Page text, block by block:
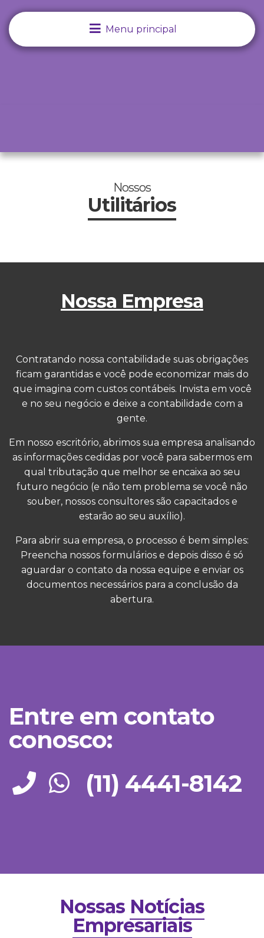
Menu principal
Nossos
Utilitários
Nossa Empresa
Contratando nossa contabilidade suas obrigações
ficam garantidas e você pode economizar mais do
que imagina com custos contábeis. Invista em você
e no seu negócio e deixe a contabilidade com a
gente.
Em nosso escritório, abrimos sua empresa analisando
as informações cedidas por você para sabermos em
qual tributação que melhor se encaixa ao seu
futuro negócio (e não tem problema se você não
souber, nossos consultores são capacitados e
estarão ao seu auxílio).
Para abrir sua empresa, o processo é bem simples:
Preencha nossos formulários e depois disso é só
aguardar o contato da nossa equipe e enviar os
documentos necessários para a conclusão da
abertura.
Entre em contato
conosco:
(11) 4441-8142
Nossas Notícias
Empresariais